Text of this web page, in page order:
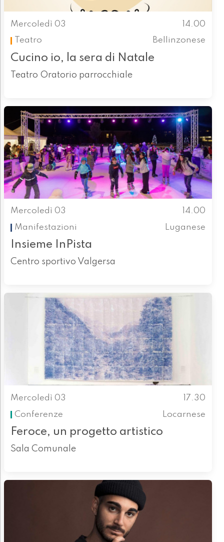
Mercoledì 03
14.00
Teatro
Bellinzonese
Cucino io, la sera di Natale
Teatro Oratorio parrocchiale
Mercoledì 03
14.00
Manifestazioni
Luganese
Insieme InPista
Centro sportivo Valgersa
Mercoledì 03
17.30
Conferenze
Locarnese
Feroce, un progetto artistico
Sala Comunale